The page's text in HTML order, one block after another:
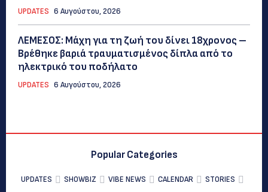
UPDATES 6 Αυγούστου, 2026
ΛΕΜΕΣΟΣ: Μάχη για τη ζωή του δίνει 18χρονος –
Βρέθηκε βαριά τραυματισμένος δίπλα από το
ηλεκτρικό του ποδήλατο
UPDATES 6 Αυγούστου, 2026
Popular Categories
UPDATES SHOWBIZ VIBE NEWS CALENDAR
STORIES